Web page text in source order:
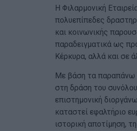
Η Φιλαρμονική
πολυεπίπεδες
και κοινωνικής
παραδειγματικά ως
Κέρκυρα, αλλά και σε
Με βάση τα παραπάνω
στη δράση του
επιστημονική
καταστεί εφαλτήριο
ιστορική αποτίμηση,